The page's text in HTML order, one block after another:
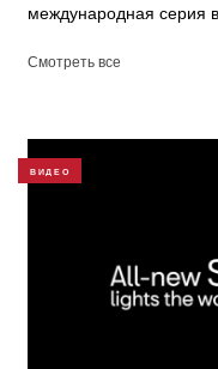
международная серия
Смотреть все
ВИДЕО